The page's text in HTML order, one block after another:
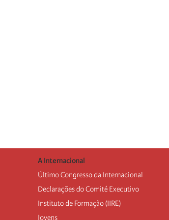
A Internacional
Último Congresso da Internacional
Declarações do Comité Executivo
Instituto de Formação (IIRE)
Jovens